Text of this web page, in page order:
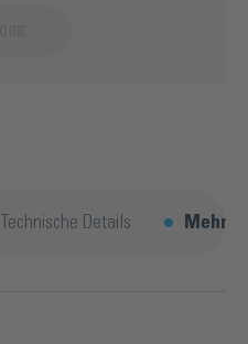
Technische Details Mehr